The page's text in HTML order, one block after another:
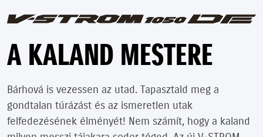
A KALAND MESTERE
Bárhová is vezessen az utad. Tapasztald meg a
gondtalan túrázást és az ismeretlen utak
felfedezésének élményét! Nem számít, hogy a kaland